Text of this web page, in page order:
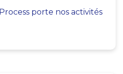
porte nos activités